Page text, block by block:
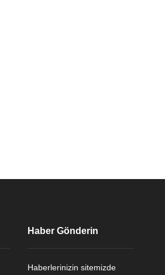
Haber Gönderin
Haberlerinizin sitemizde